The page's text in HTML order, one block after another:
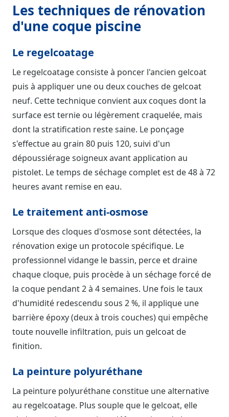
Les techniques de rénovation
d'une coque piscine
Le regelcoatage
Le regelcoatage consiste à poncer l'ancien gelcoat
puis à appliquer une ou deux couches de gelcoat
neuf. Cette technique convient aux coques dont la
surface est ternie ou légèrement craquelée, mais
dont la stratification reste saine. Le ponçage
s'effectue au grain 80 puis 120, suivi d'un
dépoussiérage soigneux avant application au
pistolet. Le temps de séchage complet est de 48 à 72
heures avant remise en eau.
Le traitement anti-osmose
Lorsque des cloques d'osmose sont détectées, la
rénovation exige un protocole spécifique. Le
professionnel vidange le bassin, perce et draine
chaque cloque, puis procède à un séchage forcé de
la coque pendant 2 à 4 semaines. Une fois le taux
d'humidité redescendu sous 2 %, il applique une
barrière époxy (deux à trois couches) qui empêche
toute nouvelle infiltration, puis un gelcoat de
finition.
La peinture polyuréthane
La peinture polyuréthane constitue une alternative
au regelcoatage. Plus souple que le gelcoat, elle